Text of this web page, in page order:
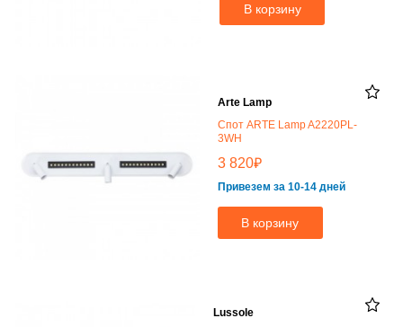
В корзину
Arte Lamp
Спот ARTE Lamp A2220PL-
3WH
3 820₽
Привезем за 10-14 дней
В корзину
Lussole